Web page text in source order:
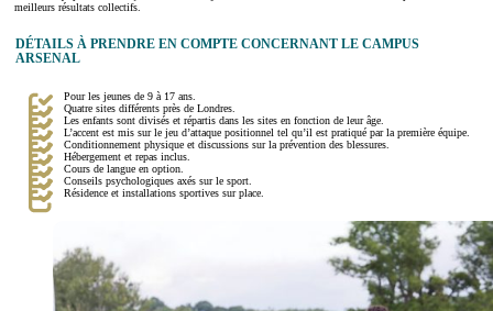
meilleurs résultats collectifs.
DÉTAILS À PRENDRE EN COMPTE CONCERNANT LE CAMPUS
ARSENAL
Pour les jeunes de 9 à 17 ans.
Quatre sites différents près de Londres.
Les enfants sont divisés et répartis dans les sites en fonction de leur âge.
L’accent est mis sur le jeu d’attaque positionnel tel qu’il est pratiqué par la première équipe.
Conditionnement physique et discussions sur la prévention des blessures.
Hébergement et repas inclus.
Cours de langue en option.
Conseils psychologiques axés sur le sport.
Résidence et installations sportives sur place.